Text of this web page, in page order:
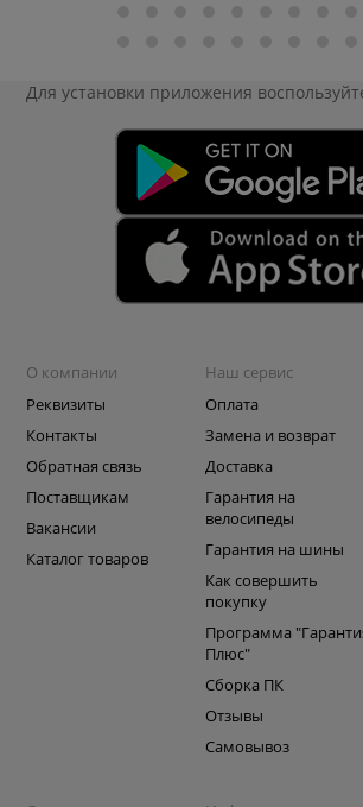
Для установки приложения
О компании
Реквизиты
Контакты
Обратная связь
Поставщикам
Вакансии
Каталог товаров
Наш сервис
Оплата
Замена и возврат
Доставка
Гарантия на
велосипеды
Гарантия на шины
Как совершить
покупку
Программа
Плюс"
Сборка ПК
Отзывы
Самовывоз